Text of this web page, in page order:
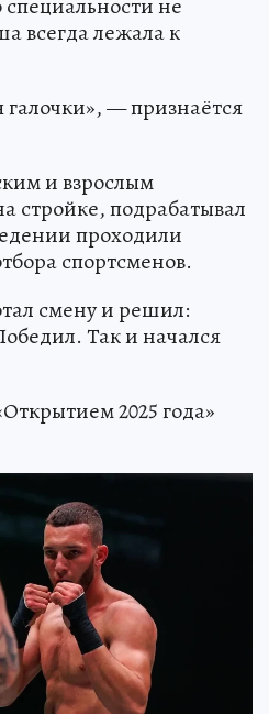
всегда лежала к
— признаётся
и взрослым
стройке, подрабатывал
проходили
спортсменов.
смену и решил:
Так и начался
2025 года»